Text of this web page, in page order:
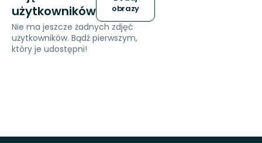
użytkowników
obrazy
Nie ma jeszcze żadnych zdjęć
użytkowników. Bądź pierwszym,
który je udostępni!